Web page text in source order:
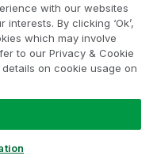
valore (secondo
viene
al 20° valore il
visualizzare un
Analytics
le tue preziose app
Modernization.
with our websites
By clicking ‘Ok’,
which may involve
to our Privacy & Cookie
details on cookie usage on